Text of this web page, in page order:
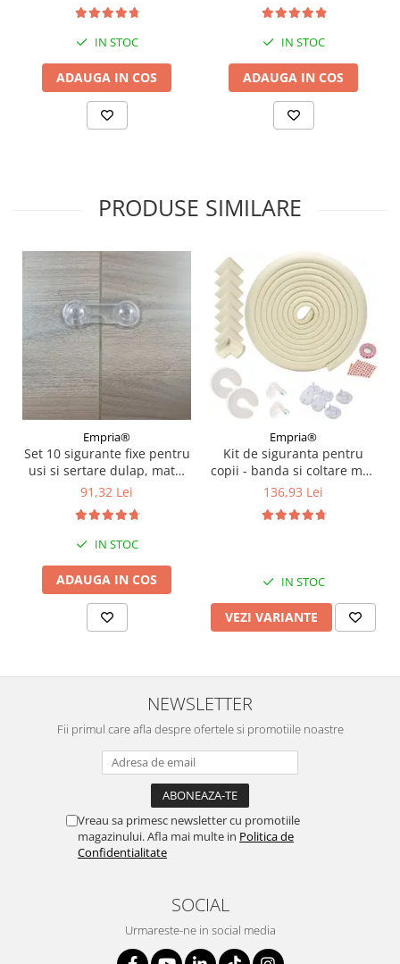
IN STOC
ADAUGA IN COS
IN STOC
ADAUGA IN COS
PRODUSE SIMILARE
Empria®
Set 10 sigurante fixe pentru
usi si sertare dulap, mate,
9.7x3.7x2.5 cm
91,32 Lei
IN STOC
ADAUGA IN COS
Empria®
Kit de siguranta pentru
copii - banda si coltare moi,
opritoare usa, sigurante
culori
136,93 Lei
IN STOC
VEZI VARIANTE
NEWSLETTER
Fii primul care afla despre ofertele si promotiile noastre
Vreau sa primesc newsletter cu promotiile
magazinului. Afla mai multe in Politica de
Confidentialitate
SOCIAL
Urmareste-ne in social media